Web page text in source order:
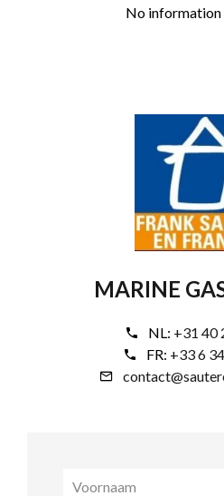
No information
MARINE
NL: +31 40
FR: +33 6